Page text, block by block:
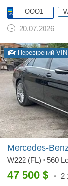
OOO1
20.07.2026
Перевірений
Mercedes-
W222 (FL) • 560
47 500 $ • 2